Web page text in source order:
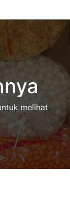
melihat